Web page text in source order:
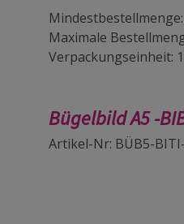
Mindestbestellmenge:
Maximale
Verpackungseinheit: 1
Bügelbild A5 -
Artikel-Nr: BÜB5-